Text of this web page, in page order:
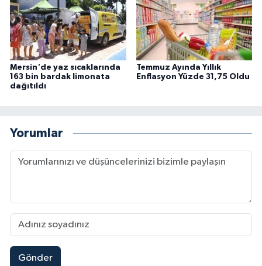
Mersin'de yaz sıcaklarında
163 bin bardak limonata
dağıtıldı
Temmuz Ayında Yıllık
Enflasyon Yüzde 31,75 Oldu
Yorumlar
Gönder